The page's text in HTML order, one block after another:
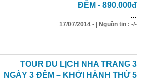
ĐÊM - 890.000đ
...
17/07/2014 - | Nguồn tin : -/-
TOUR DU LỊCH NHA TRANG 3
NGÀY 3 ĐÊM – KHỞI HÀNH THỨ 5